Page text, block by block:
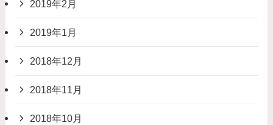
2019年2月
2019年1月
2018年12月
2018年11月
2018年10月